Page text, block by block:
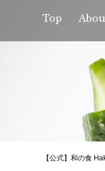
Top
【公式】和の食